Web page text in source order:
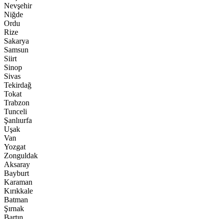
Nevşehir
Niğde
Ordu
Rize
Sakarya
Samsun
Siirt
Sinop
Sivas
Tekirdağ
Tokat
Trabzon
Tunceli
Şanlıurfa
Uşak
Van
Yozgat
Zonguldak
Aksaray
Bayburt
Karaman
Kırıkkale
Batman
Şırnak
Bartın